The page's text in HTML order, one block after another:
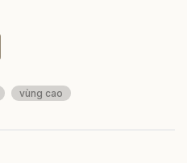
vùng cao